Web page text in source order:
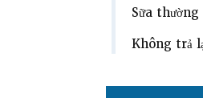
Sữa
Không trả